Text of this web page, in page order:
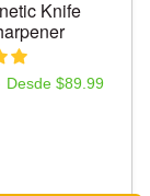
Knife
Precio de oferta
Desde $89.99